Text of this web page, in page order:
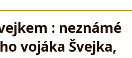
: neznámé
vojáka Švejka,